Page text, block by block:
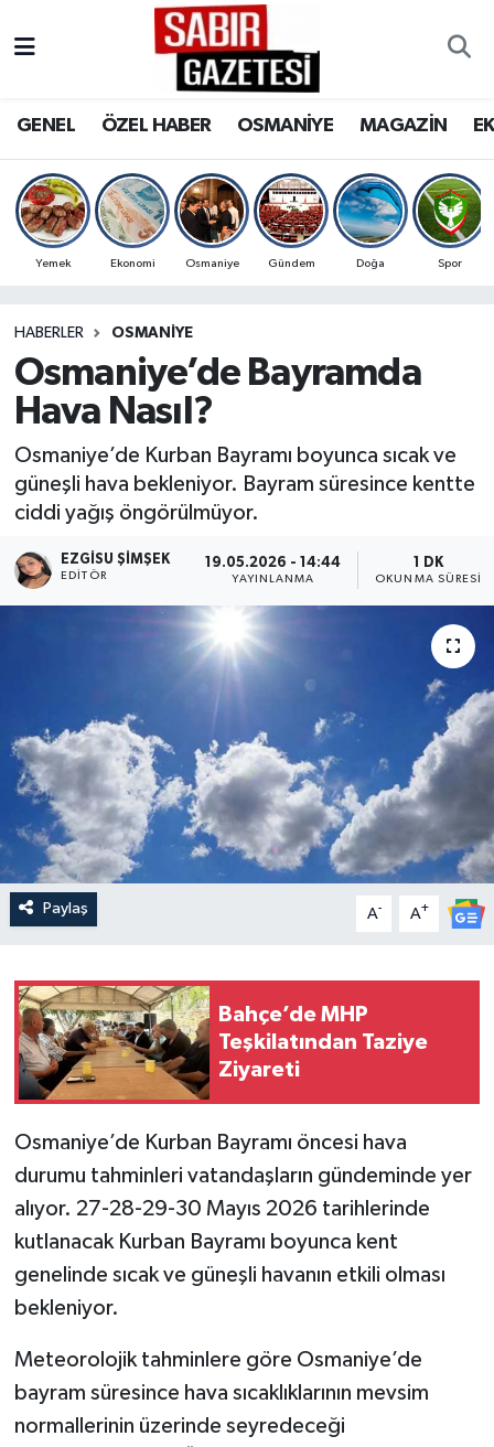
GENEL ÖZEL HABER OSMANİYE MAGAZİN
Yemek Ekonomi Osmaniye Gündem Doğa Spor
HABERLER OSMANIYE
Osmaniye’de Bayramda
Hava Nasıl?
Osmaniye’de Kurban Bayramı boyunca sıcak ve
güneşli hava bekleniyor. Bayram süresince kentte
ciddi yağış öngörülmüyor.
EZGISU ŞIMŞEK
EDITÖR
19.05.2026 - 14:44
YAYINLANMA
1 DK
OKUNMA SÜRESI
Paylaş A- A+
Bahçe’de MHP
Teşkilatından Taziye
Ziyareti
Osmaniye’de Kurban Bayramı öncesi hava
durumu tahminleri vatandaşların gündeminde yer
alıyor. 27-28-29-30 Mayıs 2026 tarihlerinde
kutlanacak Kurban Bayramı boyunca kent
genelinde sıcak ve güneşli havanın etkili olması
bekleniyor.
Meteorolojik tahminlere göre Osmaniye’de
bayram süresince hava sıcaklıklarının mevsim
normallerinin üzerinde seyredeceği
OSMANİYE
MAGAZİN
SPOR
RESMİ İLANLAR
Osmaniye Nöbetçi Eczaneler
Osmaniye Trafik Yoğunluk Haritası
Süper Lig Puan Durumu ve Fikstür
Son Dakika Haberleri
Haber Arşivi